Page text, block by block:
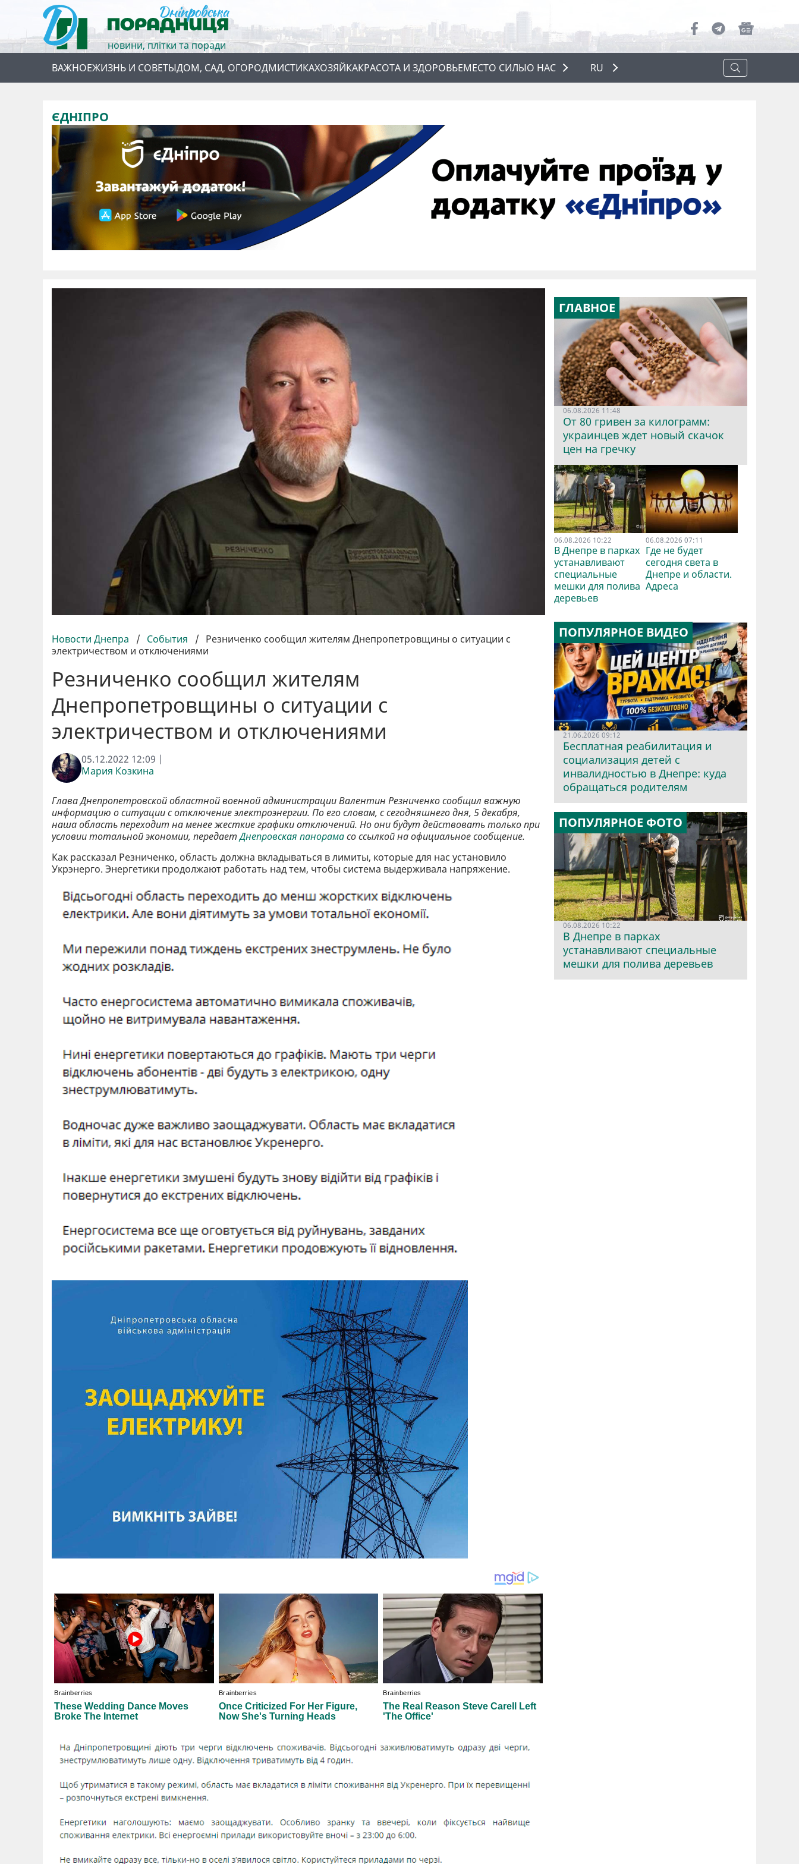
новини, плітки та поради
ВАЖНОЕЖИЗНЬ И СОВЕТЫДОМ, САД, ОГОРОДМИСТИКАХОЗЯЙКАКРАСОТА И ЗДОРОВЬЕМЕСТО СИЛЫО НАС
О НАС
RU
ЄДНІПРО
Новости Днепра / События / Резниченко сообщил жителям Днепропетровщины о ситуации с
электричеством и отключениями
Резниченко сообщил жителям
Днепропетровщины о ситуации с
электричеством и отключениями
05.12.2022 12:09 |
Мария Козкина
Глава Днепропетровской областной военной администрации Валентин Резниченко сообщил важную
информацию о ситуации с отключение электроэнергии. По его словам, с сегодняшнего дня, 5 декабря,
наша область переходит на менее жесткие графики отключений. Но они будут действовать только при
условии тотальной экономии, передаетДнепровская панорамасо ссылкой на официальное сообщение.
Как рассказал Резниченко, область должна вкладываться в лимиты, которые для нас установило
Укрэнерго. Энергетики продолжают работать над тем, чтобы система выдерживала напряжение.
ГЛАВНОЕ
06.08.2026 11:48
От 80 гривен за килограмм:
украинцев ждет новый скачок
цен на гречку
06.08.2026 10:22
В Днепре в парках
устанавливают
специальные
мешки для полива
деревьев
06.08.2026 07:11
Где не будет
сегодня света в
Днепре и области.
Адреса
ПОПУЛЯРНОЕ ВИДЕО
21.06.2026 09:12
Бесплатная реабилитация и
социализация детей с
инвалидностью в Днепре: куда
обращаться родителям
ПОПУЛЯРНОЕ ФОТО
06.08.2026 10:22
В Днепре в парках
устанавливают специальные
мешки для полива деревьев